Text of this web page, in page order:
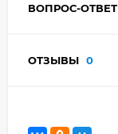
ВОПРОС-ОТВЕТ
ОТЗЫВЫ 0